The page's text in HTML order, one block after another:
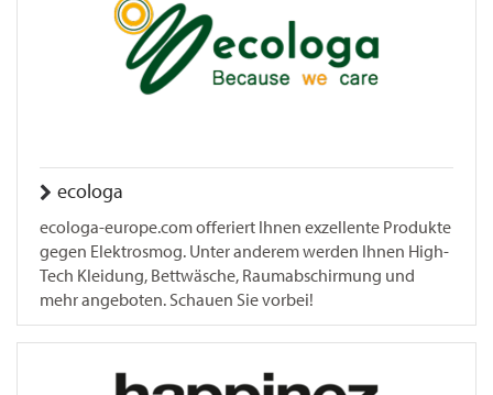
ecologa
ecologa-europe.com offeriert Ihnen exzellente Produkte
gegen Elektrosmog. Unter anderem werden Ihnen High-
Tech Kleidung, Bettwäsche, Raumabschirmung und
mehr angeboten. Schauen Sie vorbei!